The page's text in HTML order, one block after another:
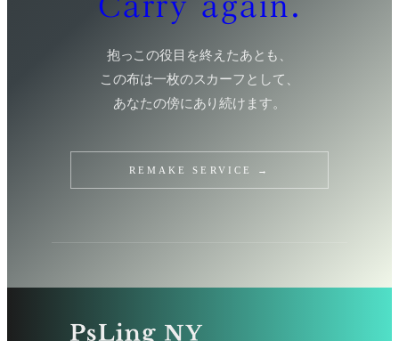
Carry again.
抱っこの役目を終えたあとも、
この布は一枚のスカーフとして、
あなたの傍にあり続けます。
REMAKE SERVICE →